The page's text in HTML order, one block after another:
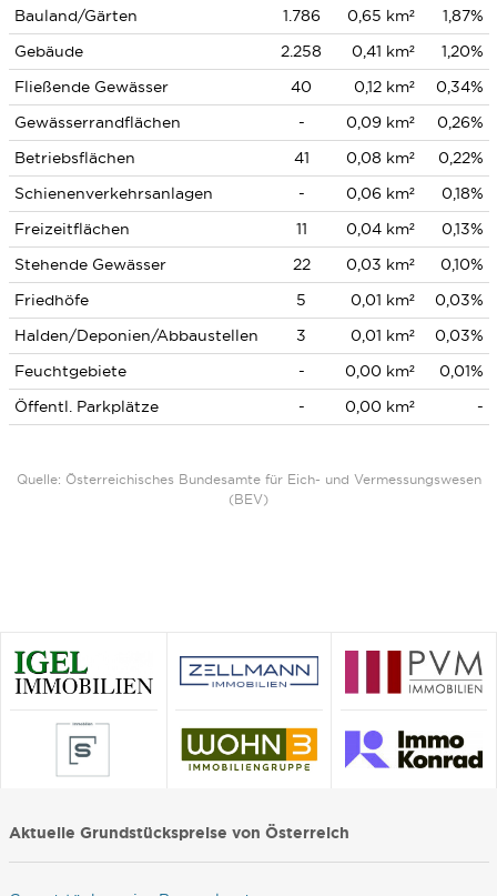
Bauland/Gärten 1.786 0,65 km²
1,87%
Gebäude
2.258 0,41 km²
1,20%
Fließende Gewässer
40 0,12 km²
0,34%
Gewässerrandflächen
- 0,09 km²
0,26%
Betriebsflächen
41 0,08 km²
0,22%
Schienenverkehrsanlagen
- 0,06 km²
0,18%
Freizeitflächen
11 0,04 km²
0,13%
Stehende Gewässer
22 0,03 km²
0,10%
Friedhöfe
5 0,01 km²
0,03%
Halden/Deponien/Abbaustellen
3 0,01 km²
0,03%
Feuchtgebiete
- 0,00 km²
0,01%
Öffentl. Parkplätze
- 0,00 km² -
Quelle: Österreichisches Bundesamte für Eich- und Vermessungswesen
(BEV)
Aktuelle Grundstückspreise von Österreich